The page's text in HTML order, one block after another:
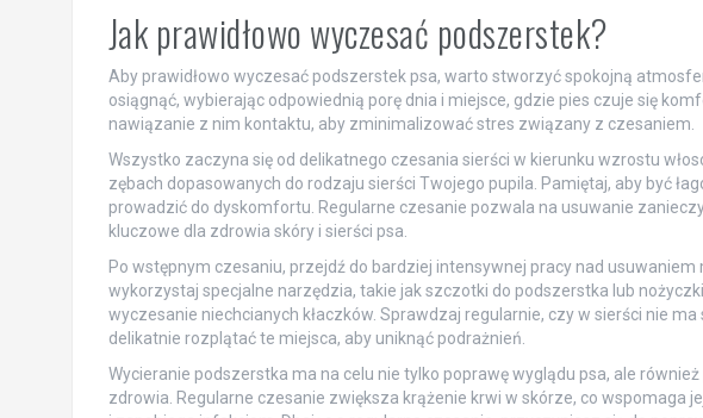
Jak prawidłowo wyczesać podszerstek?
Aby prawidłowo wyczesać podszerstek psa, warto stworzyć spokojną
osiągnąć, wybierając odpowiednią porę dnia i miejsce, gdzie pies czuje się
nawiązanie z nim kontaktu, aby zminimalizować stres związany z czesaniem.
Wszystko zaczyna się od delikatnego czesania sierści w kierunku wzrostu
zębach dopasowanych do rodzaju sierści Twojego pupila. Pamiętaj, aby być
prowadzić do dyskomfortu. Regularne czesanie pozwala na usuwanie
kluczowe dla zdrowia skóry i sierści psa.
Po wstępnym czesaniu, przejdź do bardziej intensywnej pracy nad
wykorzystaj specjalne narzędzia, takie jak szczotki do podszerstka lub
wyczesanie niechcianych kłaczków. Sprawdzaj regularnie, czy w sierści nie
delikatnie rozplątać te miejsca, aby uniknąć podrażnień.
Wycieranie podszerstka ma na celu nie tylko poprawę wyglądu psa, ale
zdrowia. Regularne czesanie zwiększa krążenie krwi w skórze, co wspomaga